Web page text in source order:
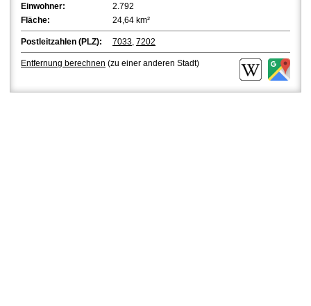
Einwohner:
2.792
Fläche:
24,64 km²
Postleitzahlen (PLZ): 7033, 7202
Entfernung berechnen (zu einer anderen Stadt)